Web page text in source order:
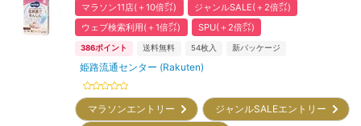
マラソン11店(＋10倍㌽)
ジャンルSALE(＋2倍㌽)
ウェブ検索利用(＋1倍㌽)
SPU(＋2倍㌽)
386ポイント 送料無料 54枚入 新パッケージ
姫路流通センター (Rakuten)
マラソンエントリー
ジャンルSALEエントリー